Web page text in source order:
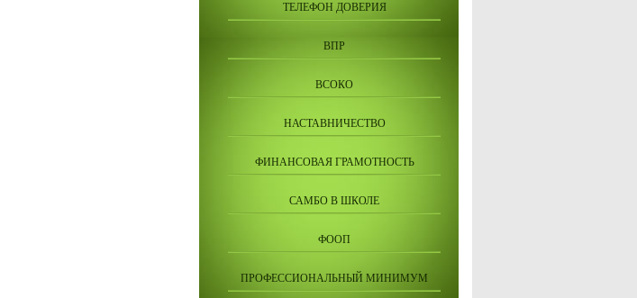
ТЕЛЕФОН ДОВЕРИЯ
ВПР
ВСОКО
НАСТАВНИЧЕСТВО
ФИНАНСОВАЯ ГРАМОТНОСТЬ
САМБО В ШКОЛЕ
ФООП
ПРОФЕССИОНАЛЬНЫЙ МИНИМУМ